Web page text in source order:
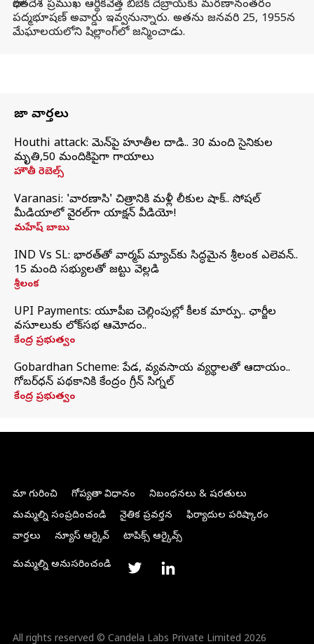
భారతదేశ ప్రముఖ ఆర్థికవేత్త బిబేక్ దేబ్రాయ్‌కు మరణానంతరం
పద్మభూషణ్ అవార్డు ఇవ్వనున్నారు. అతను జనవరి 25, 1955న
మేఘాలయలోని షిల్లాంగ్‌లో జన్మించాడు.
తాజా వార్తలు
Houthi attack: యెమెన్‌పై హూతీల దాడి.. 30 మంది సైనికుల
మృతి,50 మందికిపైగా గాయాలు
హౌతీ రెబెల్స్
Varanasi: 'వారణాసి' చిత్రానికి మళ్లీ లీకుల షాక్.. సోషల్
మీడియాలో వైరల్‌గా యాక్షన్ వీడియో!
మహేష్ బాబు
IND Vs SL: భారత్‌తో వార్మప్‌ మ్యాచ్‌కు సిద్ధమైన శ్రీలంక ఎలెవన్..
15 మంది సభ్యులతో జట్టు వెల్లడి
శ్రీలంక
UPI Payments: యూపీఐ చెల్లింపుల్లో కీలక మార్పు.. ఛార్జీల
వసూలుకు లోక్‌సభ ఆమోదం..
కేంద్ర ప్రభుత్వం
Gobardhan Scheme: పేడ, వ్యవసాయ వ్యర్థాలతో ఆదాయం..
గోబర్‌ధన్ పథకానికి కేంద్రం గ్రీన్ సిగ్నల్
కేంద్ర ప్రభుత్వం
మా గురించి గోప్యతా విధానం
నిబంధనలు & షరతులు
మమ్మల్ని సంప్రదించండి
నైతిక ప్రవర్తన
ఫిర్యాదుల పరిష్కారం
వార్తలు
న్యూస్ ఆర్కైవ్ టాపిక్స్ ఆర్కైవ్స్
మమ్మల్ని అనుసరించండి
All rights reserved © Candela Labs Private Limited 2026